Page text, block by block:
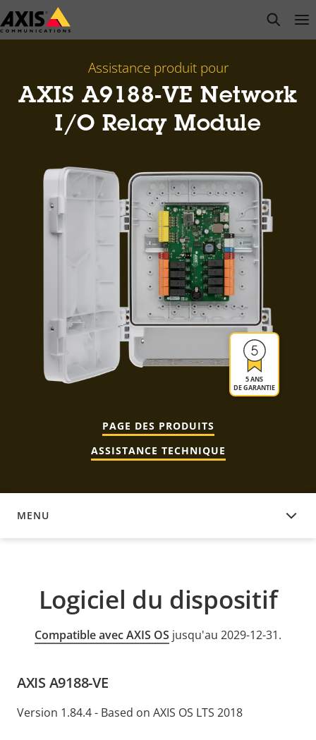
Passer
au
open
Assistance produit pour
AXIS A9188-VE Network
I/O Relay Module
5 ANS
DE GARANTIE
PAGE DES PRODUITS
ASSISTANCE TECHNIQUE
MENU
LOGICIEL DU DISPOSITIF
Logiciel du dispositif
Compatible avec AXIS OS jusqu'au 2029-12-31.
AXIS A9188-VE
Version 1.84.4 - Based on AXIS OS LTS 2018